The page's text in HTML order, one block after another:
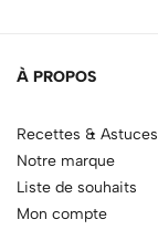
À PROPOS
Recettes & Astuces
Notre marque
Liste de souhaits
Mon compte